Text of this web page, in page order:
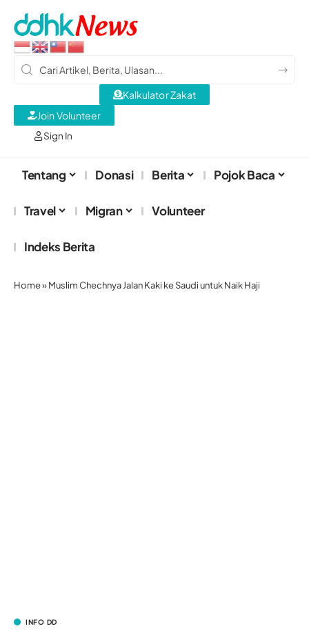
Sign In
Kalkulator Zakat
Join Volunteer
Tentang Donasi Berita Pojok Baca
Travel Migran Volunteer
Indeks Berita
Home»Muslim Chechnya Jalan Kaki ke Saudi untuk Naik Haji
INFO DD